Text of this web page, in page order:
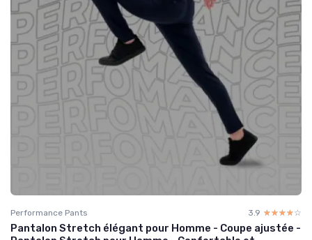
Performance Pants 3.9 ☆☆☆☆☆
★★★★★
Pantalon Stretch élégant pour Homme - Coupe ajustée -